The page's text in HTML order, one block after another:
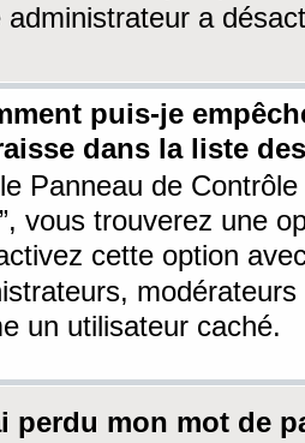
administrateur a
puis-je
dans la liste
Panneau de
vous trouverez une
cette option
un utilisateur caché.
perdu mon mot de